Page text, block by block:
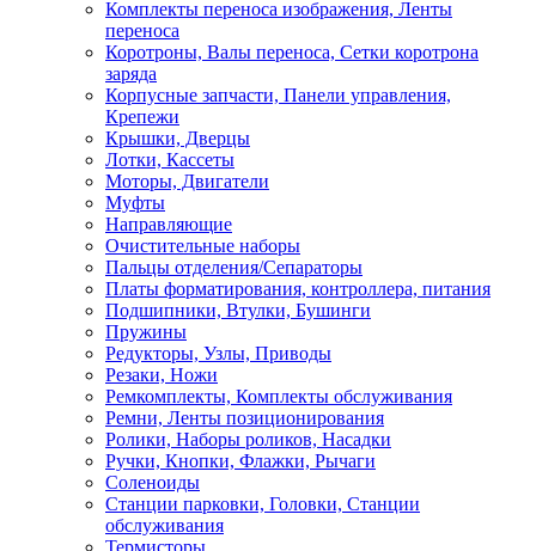
Комплекты переноса изображения, Ленты
переноса
Коротроны, Валы переноса, Сетки коротрона
заряда
Корпусные запчасти, Панели управления,
Крепежи
Крышки, Дверцы
Лотки, Кассеты
Моторы, Двигатели
Муфты
Направляющие
Очистительные наборы
Пальцы отделения/Сепараторы
Платы форматирования, контроллера, питания
Подшипники, Втулки, Бушинги
Пружины
Редукторы, Узлы, Приводы
Резаки, Ножи
Ремкомплекты, Комплекты обслуживания
Ремни, Ленты позиционирования
Ролики, Наборы роликов, Насадки
Ручки, Кнопки, Флажки, Рычаги
Соленоиды
Станции парковки, Головки, Станции
обслуживания
Термисторы